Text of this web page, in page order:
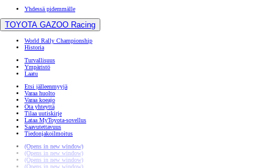
Yhdessä pidemmälle
TOYOTA GAZOO Racing
World Rally Championship
Historia
Turvallisuus
Ympäristö
Laatu
Etsi jälleenmyyjä
Varaa huolto
Varaa koeajo
Ota yhteyttä
Tilaa uutiskirje
Lataa MyToyota-sovellus
Saavutettavuus
Tiedonjakoilmoitus
(Opens in new window)
(Opens in new window)
(Opens in new window)
(Opens in new window)